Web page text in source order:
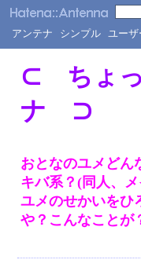
アンテナ シンプル ユー
⊂ ちょっ
ナ ⊃
おとなのユメどん
キバ系？(同人、
ユメのせかいをひ
や？こんなことが